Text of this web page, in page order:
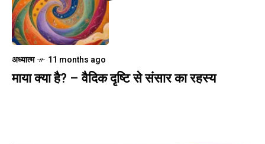
अध्यात्म 11 months ago
माया क्या है? – वैदिक दृष्टि से संसार का रहस्य